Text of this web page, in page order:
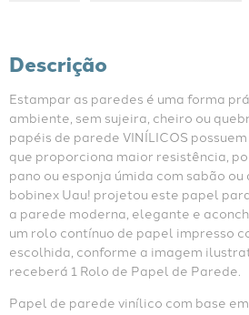
Descrição
Estampar as paredes é uma forma
ambiente, sem sujeira, cheiro ou
papéis de parede VINÍLICOS
que proporciona maior resistência,
pano ou esponja úmida com sabão
bobinex Uau! projetou este papel
a parede moderna, elegante e
um rolo contínuo de papel impresso
escolhida, conforme a imagem
receberá 1 Rolo de Papel de Parede.
Papel de parede vinílico com base